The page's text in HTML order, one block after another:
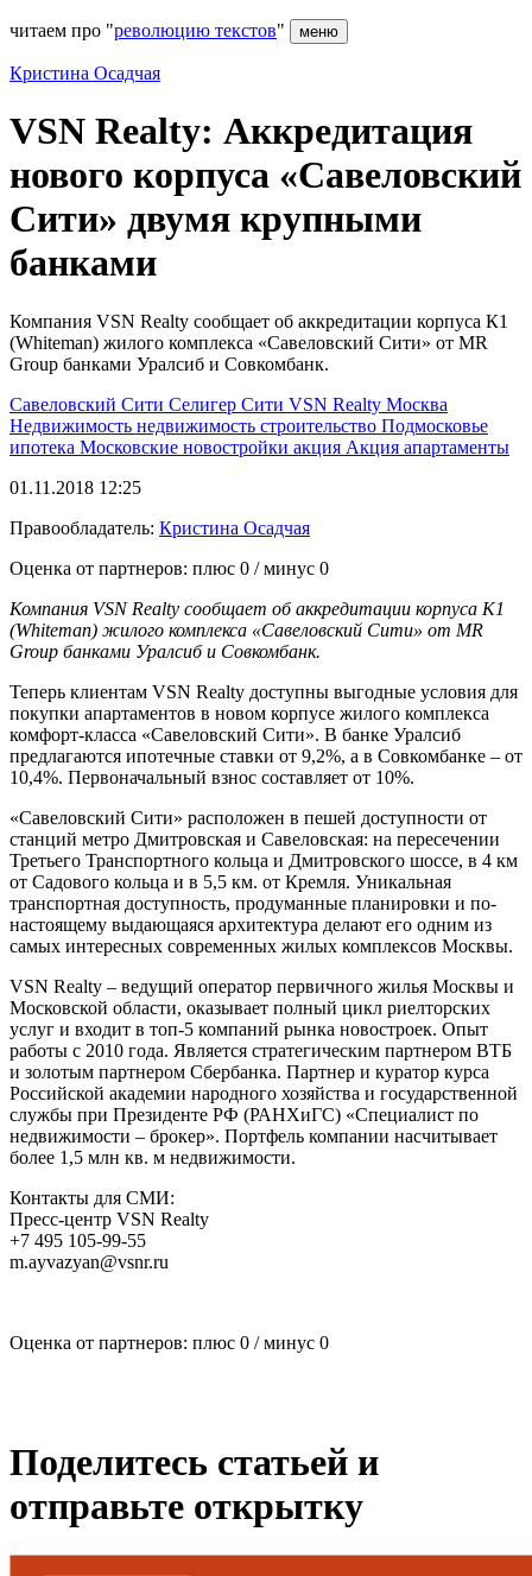
читаем про "революцию текстов" меню
Кристина Осадчая
VSN Realty: Аккредитация
нового корпуса «Савеловский
Сити» двумя крупными
банками
Компания VSN Realty сообщает об аккредитации корпуса К1
(Whiteman) жилого комплекса «Савеловский Сити» от MR
Group банками Уралсиб и Совкомбанк.
Савеловский Сити Селигер Сити VSN Realty Москва
Недвижимость недвижимость строительство Подмосковье
ипотека Московские новостройки акция Акция апартаменты
01.11.2018 12:25
Правообладатель: Кристина Осадчая
Оценка от партнеров: плюс 0 / минус 0
Компания VSN Realty сообщает об аккредитации корпуса К1
(Whiteman) жилого комплекса «Савеловский Сити» от MR
Group банками Уралсиб и Совкомбанк.
Теперь клиентам VSN Realty доступны выгодные условия для
покупки апартаментов в новом корпусе жилого комплекса
комфорт-класса «Савеловский Сити». В банке Уралсиб
предлагаются ипотечные ставки от 9,2%, а в Совкомбанке – от
10,4%. Первоначальный взнос составляет от 10%.
«Савеловский Сити» расположен в пешей доступности от
станций метро Дмитровская и Савеловская: на пересечении
Третьего Транспортного кольца и Дмитровского шоссе, в 4 км
от Садового кольца и в 5,5 км. от Кремля. Уникальная
транспортная доступность, продуманные планировки и по-
настоящему выдающаяся архитектура делают его одним из
самых интересных современных жилых комплексов Москвы.
VSN Realty – ведущий оператор первичного жилья Москвы и
Московской области, оказывает полный цикл риелторских
услуг и входит в топ-5 компаний рынка новостроек. Опыт
работы с 2010 года. Является стратегическим партнером ВТБ
и золотым партнером Сбербанка. Партнер и куратор курса
Российской академии народного хозяйства и государственной
службы при Президенте РФ (РАНХиГС) «Специалист по
недвижимости – брокер». Портфель компании насчитывает
более 1,5 млн кв. м недвижимости.
Контакты для СМИ:
Пресс-центр VSN Realty
+7 495 105-99-55
m.ayvazyan@vsnr.ru
Оценка от партнеров: плюс 0 / минус 0
Поделитесь статьей и
отправьте открытку